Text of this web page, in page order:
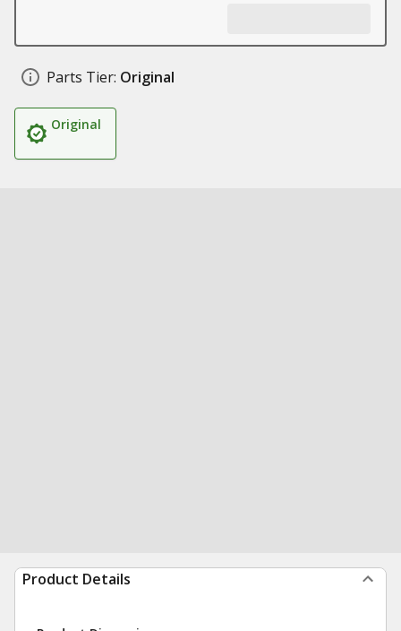
Parts Tier: Original
Original
Product Details